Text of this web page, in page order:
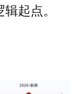
起点。